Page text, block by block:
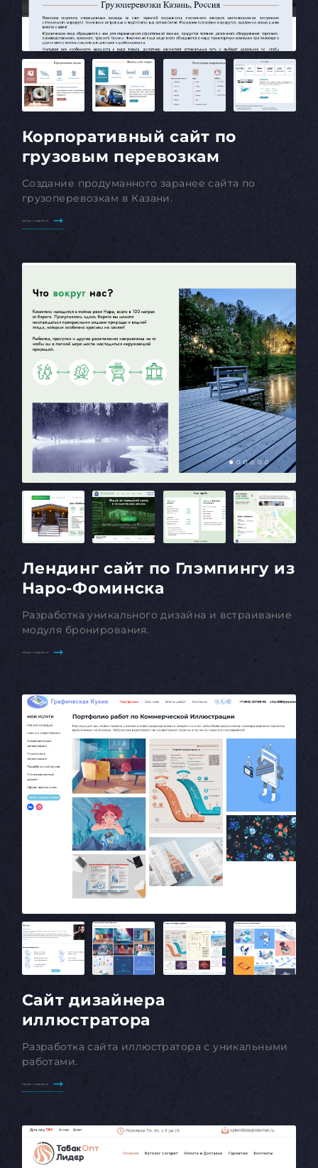
Корпоративный сайт по
грузовым перевозкам
Создание продуманного заранее сайта по
грузоперевозкам в Казани.
Смотреть подробнее
Лендинг сайт по Глэмпингу из
Наро-Фоминска
Разработка уникального дизайна и встраивание
модуля бронирования.
Смотреть подробнее
Сайт дизайнера
иллюстратора
Разработка сайта иллюстратора с уникальными
работами.
Смотреть подробнее